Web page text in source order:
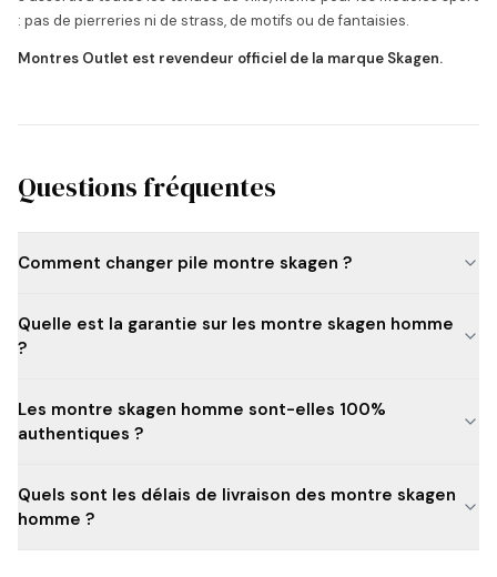
: pas de pierreries ni de strass, de motifs ou de fantaisies.
Montres Outlet est revendeur officiel de la marque Skagen.
Questions fréquentes
Comment changer pile montre skagen ?
Quelle est la garantie sur les montre skagen homme
?
Les montre skagen homme sont-elles 100%
authentiques ?
Quels sont les délais de livraison des montre skagen
homme ?